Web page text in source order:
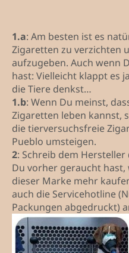
1.a: Am besten ist es
Zigaretten zu verzichten
aufzugeben. Auch wenn
hast: Vielleicht klappt es
die Tiere denkst…
1.b: Wenn Du meinst,
Zigaretten leben kannst,
die tierversuchsfreie
Pueblo umsteigen.
2: Schreib dem
Du vorher geraucht
dieser Marke mehr
auch die Servicehotline
Packungen abgedruckt)